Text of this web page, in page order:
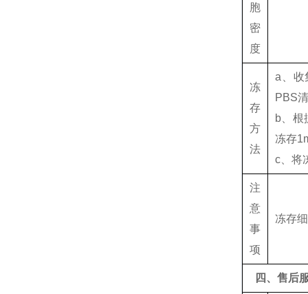
胞
密
度
冻
存
方
法
a、收
PBS
b、根
冻存
c、将
注
意
事
项
冻存
四、售后